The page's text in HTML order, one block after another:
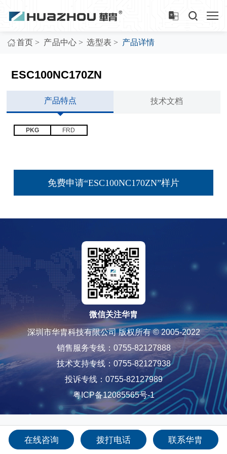
首页 > 产品中心 > 选型表 > 产品详情
ESC100NC170ZN
产品特点 技术文档
PKG FRD
免费申请“ESC100NC170ZN”样片
微信关注华胄
深圳市华胄科技有限公司 版权所有 © 2005-2022
销售服务专线：0755-82127888
技术支持专线：0755-82127938
投诉专线：0755-82127989
粤ICP备12085565号-1
在线咨询 拨打电话 联系华胄